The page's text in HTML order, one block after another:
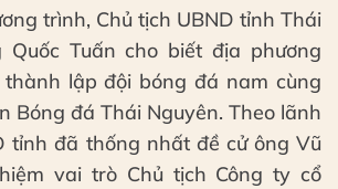
trình, Chủ tịch UBND tỉnh Thái
Quốc Tuấn cho biết địa phương
lập đội bóng đá nam cùng
Bóng đá Thái Nguyên. Theo lãnh
tỉnh đã thống nhất đề cử ông Vũ
vai trò Chủ tịch Công ty cổ